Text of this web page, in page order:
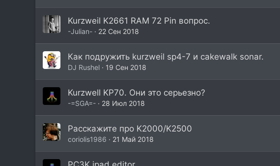
Kurzweil K2661 RAM 72 Pin вопрос.
-Julian- 22 Сен 2018
Как подружить kurzweil sp4-7 и cakewalk sonar.
DJ Rushel 19 Сен 2018
Kurzwell KP70. Они это серьезно?
-=SGA=- 28 Июл 2018
Расскажите про K2000/K2500
coriolis1986 21 Май 2018